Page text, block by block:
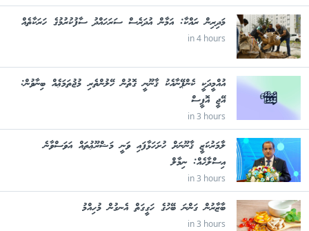
މަދިރިން ރައްކާ: އަމާން އުދަރެސް ސަރަހައްދު ސާފުކުރުމުގެ ހަރަކާތެއް
in 4 hours
އުއްމީދަކީ ކެންޕޭނާއެކު ޤާނޫނީ ގޮތުން ހޭލުންތެރި މުޖުތަމަޢެއް ބިނާވުން:
އޭޖީ އޮފީސް
in 3 hours
ލާމަރުކަޒީ ޤާނޫނަށް ހުށަހަޅާފައި ވަނީ މަޝްރޫޢުތައް އަވަސްވާނެ
އިސްލާހެއް: ނިމާލް
in 3 hours
ބާޒާރުން ގަންނަ ބޭހުގެ ހަގީގަތް އެނގުން މުހިއްމު
in 3 hours